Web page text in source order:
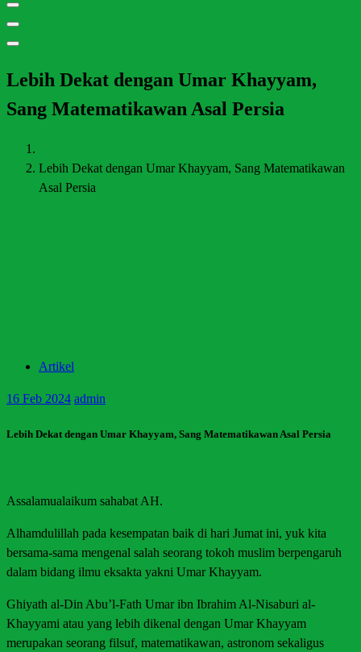
Lebih Dekat dengan Umar Khayyam,
Sang Matematikawan Asal Persia
Lebih Dekat dengan Umar Khayyam, Sang Matematikawan
Asal Persia
Artikel
16 Feb 2024 admin
Lebih Dekat dengan Umar Khayyam, Sang Matematikawan Asal Persia
Assalamualaikum sahabat AH.
Alhamdulillah pada kesempatan baik di hari Jumat ini, yuk kita
bersama-sama mengenal salah seorang tokoh muslim berpengaruh
dalam bidang ilmu eksakta yakni Umar Khayyam.
Ghiyath al-Din Abu’l-Fath Umar ibn Ibrahim Al-Nisaburi al-
Khayyami atau yang lebih dikenal dengan Umar Khayyam
merupakan seorang filsuf, matematikawan, astronom sekaligus